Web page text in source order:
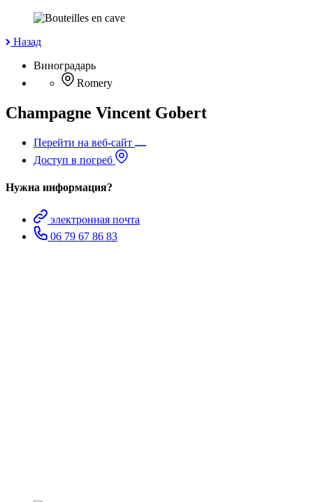
Назад
Виноградарь
Romery
Champagne Vincent Gobert
Перейти на веб-сайт
Доступ в погреб
Нужна информация?
электронная почта
06 79 67 86 83